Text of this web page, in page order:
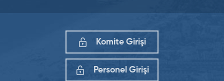
Komite Girişi
Personel Girişi